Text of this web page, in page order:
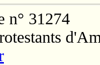
n° 31274